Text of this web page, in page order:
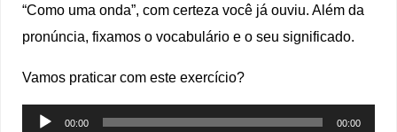
“Como uma onda”, com certeza você já ouviu. Além da
pronúncia, fixamos o vocabulário e o seu significado.
Vamos praticar com este exercício?
Tocador00:00 00:00